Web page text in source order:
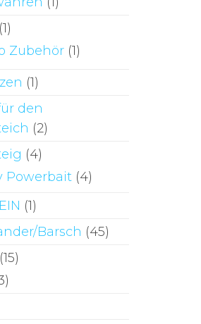
(1)
Zubehör (1)
(1)
den
(2)
(4)
Powerbait (4)
(1)
Barsch (45)
(15)